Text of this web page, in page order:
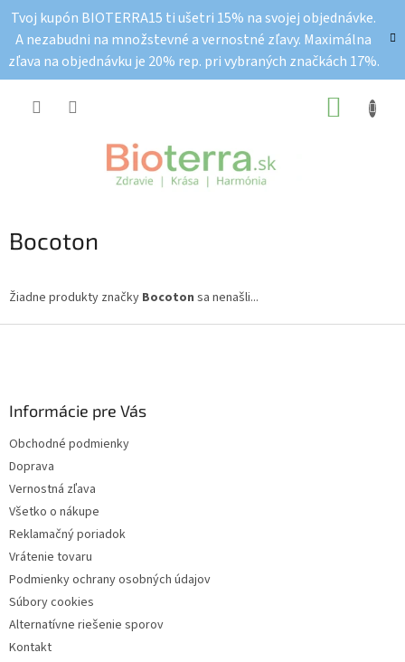
obsah
Tvoj kupón BIOTERRA15 ti ušetri 15% na svojej objednávke.
A nezabudni na množstevné a vernostné zľavy. Maximálna
zľava na objednávku je 20% rep. pri vybraných značkách 17%.
Bocoton
Žiadne produkty značky Bocoton sa nenašli...
Informácie pre Vás
Obchodné podmienky
Doprava
Vernostná zľava
Všetko o nákupe
Reklamačný poriadok
Vrátenie tovaru
Podmienky ochrany osobných údajov
Súbory cookies
Alternatívne riešenie sporov
Kontakt